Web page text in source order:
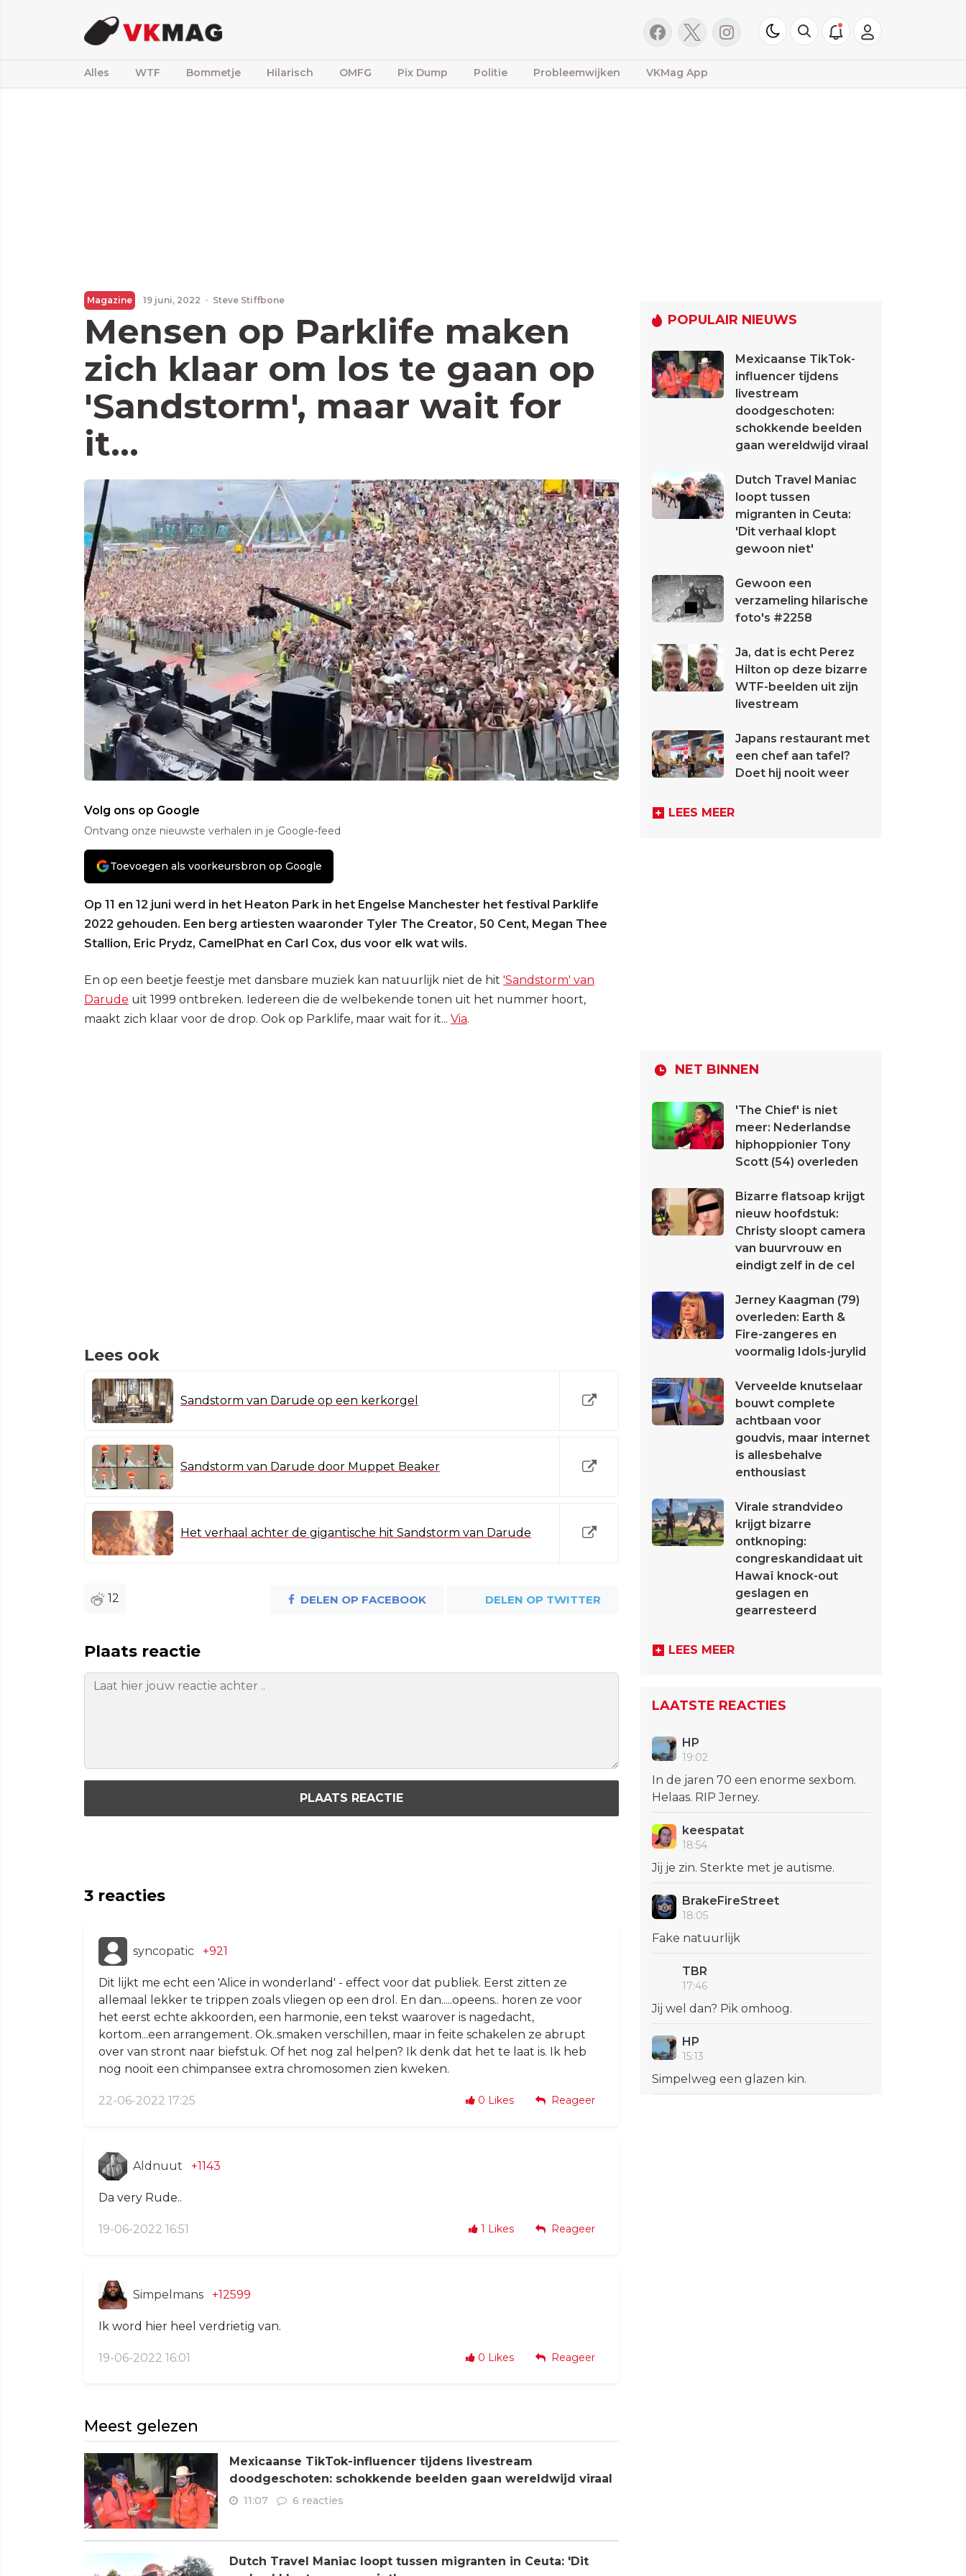
Alles WTF Bommetje Hilarisch OMFG Pix Dump Politie Probleemwijken VKMag App
Magazine 19 juni, 2022 · Steve Stiffbone
Mensen op Parklife maken
zich klaar om los te gaan op
'Sandstorm', maar wait for
it...
Volg ons op Google
Ontvang onze nieuwste verhalen in je Google-feed
Toevoegen als voorkeursbron op Google
Op 11 en 12 juni werd in het Heaton Park in het Engelse Manchester het festival Parklife
2022 gehouden. Een berg artiesten waaronder Tyler The Creator, 50 Cent, Megan Thee
Stallion, Eric Prydz, CamelPhat en Carl Cox, dus voor elk wat wils.
En op een beetje feestje met dansbare muziek kan natuurlijk niet de hit 'Sandstorm' van
Darude uit 1999 ontbreken. Iedereen die de welbekende tonen uit het nummer hoort,
maakt zich klaar voor de drop. Ook op Parklife, maar wait for it... Via.
Lees ook
Sandstorm van Darude op een kerkorgel
Sandstorm van Darude door Muppet Beaker
Het verhaal achter de gigantische hit Sandstorm van Darude
12 DELEN OP FACEBOOK DELEN OP TWITTER
Plaats reactie
PLAATS REACTIE
3 reacties
syncopatic +921
Dit lijkt me echt een 'Alice in wonderland' - effect voor dat publiek. Eerst zitten ze
allemaal lekker te trippen zoals vliegen op een drol. En dan.....opeens.. horen ze voor
het eerst echte akkoorden, een harmonie, een tekst waarover is nagedacht,
kortom...een arrangement. Ok..smaken verschillen, maar in feite schakelen ze abrupt
over van stront naar biefstuk. Of het nog zal helpen? Ik denk dat het te laat is. Ik heb
nog nooit een chimpansee extra chromosomen zien kweken.
22-06-2022 17:25 0 Likes Reageer
Aldnuut +1143
Da very Rude..
19-06-2022 16:51 1 Likes Reageer
Simpelmans +12599
Ik word hier heel verdrietig van.
19-06-2022 16:01 0 Likes Reageer
Meest gelezen
Mexicaanse TikTok-influencer tijdens livestream
doodgeschoten: schokkende beelden gaan wereldwijd viraal
11:07 6 reacties
Dutch Travel Maniac loopt tussen migranten in Ceuta: 'Dit
POPULAIR NIEUWS
Mexicaanse TikTok-
influencer tijdens
livestream
doodgeschoten:
schokkende beelden
gaan wereldwijd viraal
Dutch Travel Maniac
loopt tussen
migranten in Ceuta:
'Dit verhaal klopt
gewoon niet'
Gewoon een
verzameling hilarische
foto's #2258
Ja, dat is echt Perez
Hilton op deze bizarre
WTF-beelden uit zijn
livestream
Japans restaurant met
een chef aan tafel?
Doet hij nooit weer
LEES MEER
NET BINNEN
'The Chief' is niet
meer: Nederlandse
hiphoppionier Tony
Scott (54) overleden
Bizarre flatsoap krijgt
nieuw hoofdstuk:
Christy sloopt camera
van buurvrouw en
eindigt zelf in de cel
Jerney Kaagman (79)
overleden: Earth &
Fire-zangeres en
voormalig Idols-jurylid
Verveelde knutselaar
bouwt complete
achtbaan voor
goudvis, maar internet
is allesbehalve
enthousiast
Virale strandvideo
krijgt bizarre
ontknoping:
congreskandidaat uit
Hawaï knock-out
geslagen en
gearresteerd
LEES MEER
LAATSTE REACTIES
HP
19:02
In de jaren 70 een enorme sexbom.
Helaas. RIP Jerney.
keespatat
18:54
Jij je zin. Sterkte met je autisme.
BrakeFireStreet
18:05
Fake natuurlijk
TBR
17:46
Jij wel dan? Pik omhoog.
HP
15:13
Simpelweg een glazen kin.